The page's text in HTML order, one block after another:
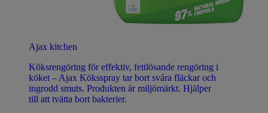
Ajax kitchen
Köksrengöring för effektiv, fettlösande rengöring i
köket – Ajax Köksspray tar bort svåra fläckar och
ingrodd smuts. Produkten är miljömärkt. Hjälper
till att tvätta bort bakterier.